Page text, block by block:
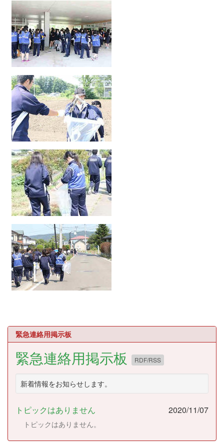
緊急連絡用掲示板
緊急連絡用掲示板 RDF/RSS
新着情報をお知らせします。
トピックはありません 2020/11/07
トピックはありません。